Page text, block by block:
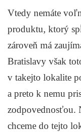
Vtedy nemáte
produktu, ktorý
zároveň má
Bratislavy však
v takejto lokalite
a preto k nemu
zodpovednosťou.
chceme do tejto